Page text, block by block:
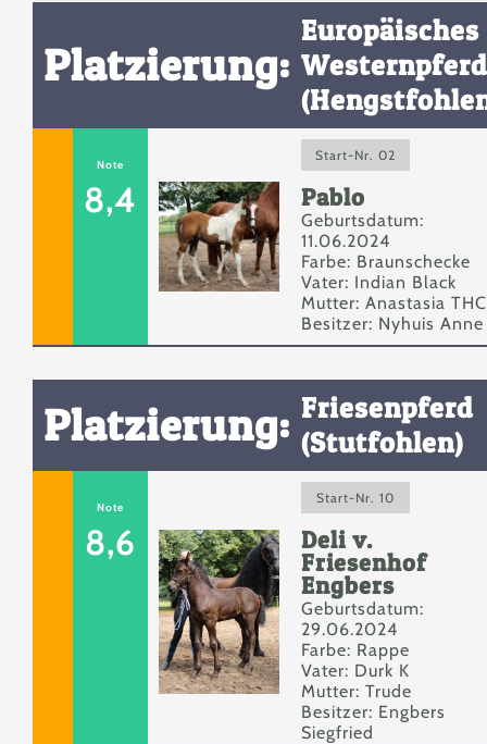
Platzierung:
Europäisches
Westernpferd
Note
8,4
Start-Nr. 02
Pablo
Geburtsdatum:
11.06.2024
Farbe: Braunschecke
Vater: Indian Black
Mutter: Anastasia THC
Besitzer: Nyhuis Anne
Platzierung: Friesenpferd
(Stutfohlen)
Note
8,6
Start-Nr. 10
Deli v.
Friesenhof
Engbers
Geburtsdatum:
29.06.2024
Farbe: Rappe
Vater: Durk K
Mutter: Trude
Besitzer: Engbers
Siegfried